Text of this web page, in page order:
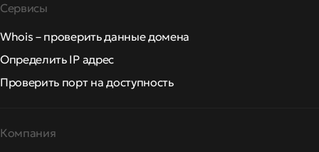
Сервисы
Whois – проверить данные домена
Определить IP адрес
Проверить порт на доступность
Компания